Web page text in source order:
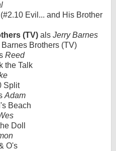
Evil... and His Brother
(TV) als Jerry Barnes
Brothers (TV)
Reed
the Talk
Split
Adam
Beach
Doll
O's